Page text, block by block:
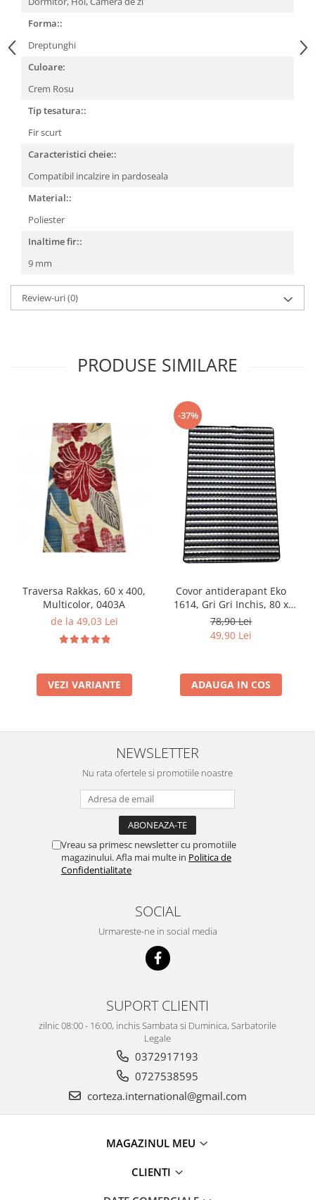
Forma::
Dreptunghi
Culoare:
Crem Rosu
Tip tesatura::
Fir scurt
Caracteristici cheie::
Compatibil incalzire in pardoseala
Material::
Poliester
Inaltime fir::
9 mm
Review-uri(0)
PRODUSE SIMILARE
Traversa Rakkas, 60 x 400,
Multicolor, 0403A
de la 49,03 Lei
VEZI VARIANTE
-37%
Covor antiderapant Eko
1614, Gri Gri Inchis, 80 x
120 cm
78,90 Lei
49,90 Lei
ADAUGA IN COS
NEWSLETTER
Nu rata ofertele si promotiile noastre
Vreau sa primesc newsletter cu promotiile
magazinului. Afla mai multe in Politica de
Confidentialitate
SOCIAL
Urmareste-ne in social media
SUPORT CLIENTI
zilnic 08:00 - 16:00, inchis Sambata si Duminica, Sarbatorile
Legale
0372917193
0727538595
corteza.international@gmail.com
MAGAZINUL MEU
CLIENTI